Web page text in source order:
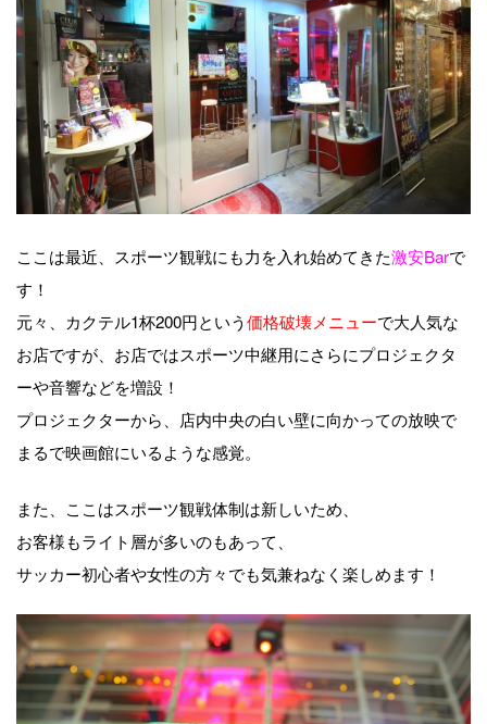
ここは最近、スポーツ観戦にも力を入れ始めてきた激安Barで
す！
元々、カクテル1杯200円という価格破壊メニューで大人気な
お店ですが、お店ではスポーツ中継用にさらにプロジェクタ
ーや音響などを増設！
プロジェクターから、店内中央の白い壁に向かっての放映で
まるで映画館にいるような感覚。
また、ここはスポーツ観戦体制は新しいため、
お客様もライト層が多いのもあって、
サッカー初心者や女性の方々でも気兼ねなく楽しめます！